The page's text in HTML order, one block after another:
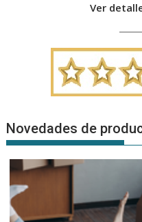
Ver
Novedades de